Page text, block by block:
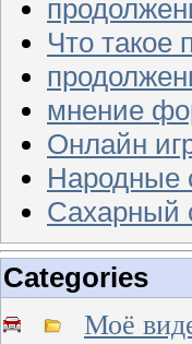
Что такое
мнение
Онлайн
Народные
Сахарный
Categories
Моё